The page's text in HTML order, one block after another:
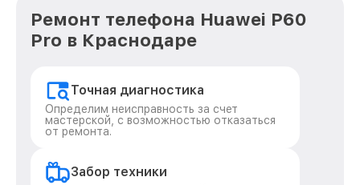
Ремонт телефона Huawei P60
Pro в Краснодаре
Точная диагностика
Определим неисправность за счет
мастерской, с возможностью отказаться
от ремонта.
Забор техники